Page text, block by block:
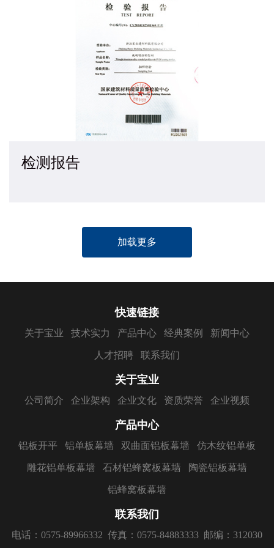
检测报告
加载更多
快速链接
关于宝业 技术实力 产品中心 经典案例 新闻中心
人才招聘 联系我们
关于宝业
公司简介 企业架构 企业文化 资质荣誉 企业视频
产品中心
铝板开平 铝单板幕墙 双曲面铝板幕墙 仿木纹铝单板
雕花铝单板幕墙 石材铝蜂窝板幕墙 陶瓷铝板幕墙
铝蜂窝板幕墙
联系我们
电话：0575-89966332 传真：0575-84883333 邮编：312030